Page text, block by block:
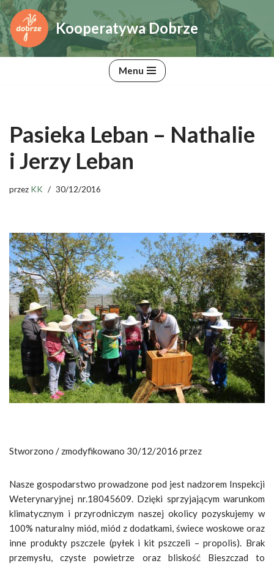
Przejdź
do
Kooperatywa Dobrze
Menu
Pasieka Leban – Nathalie
i Jerzy Leban
przez KK 30/12/2016
Stworzono / zmodyfikowano 30/12/2016 przez
Nasze gospodarstwo prowadzone pod jest nadzorem Inspekcji
Weterynaryjnej nr.18045609. Dzięki sprzyjającym warunkom
klimatycznym i przyrodniczym naszej okolicy pozyskujemy w
100% naturalny miód, miód z dodatkami, świece woskowe oraz
inne produkty pszczele (pyłek i kit pszczeli – propolis). Brak
przemysłu, czyste powietrze oraz bliskość Bieszczad to